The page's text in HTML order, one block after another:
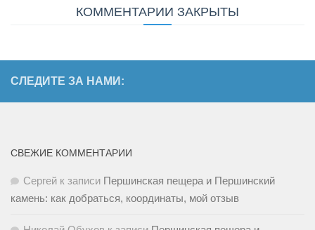
КОММЕНТАРИИ ЗАКРЫТЫ
СЛЕДИТЕ ЗА НАМИ:
СВЕЖИЕ КОММЕНТАРИИ
Сергей к записи Першинская пещера и Першинский
камень: как добраться, координаты, мой отзыв